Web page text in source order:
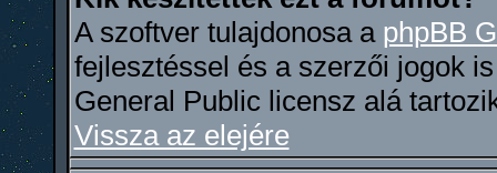
A szoftver tulajdonosa a phpBB
fejlesztéssel és a szerzői jogok
General Public licensz alá
Vissza az elejére